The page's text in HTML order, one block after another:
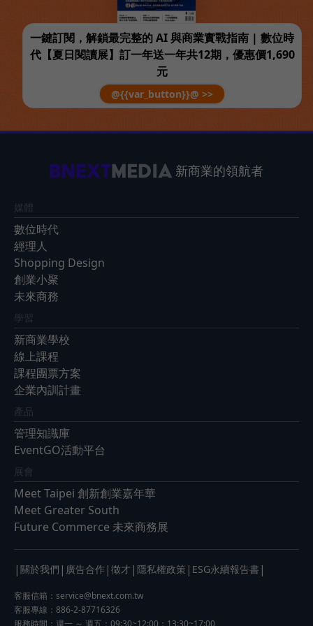
一鍵訂閱，解鎖最完整的 AI 與商業實戰指南 | 數位時
代【夏日閱讀展】訂一年送一年共12期，優惠價1,690
元
@{{var_button}}@ >>
新商業的領航者
媒體
數位時代
經理人
Shopping Design
創業小聚
未來商務
學習
新商業學校
線上課程
課程團票方案
企業內訓計畫
產品
管理知識庫
EventGO活動平台
展會
Meet Taipei 創新創業嘉年華
Meet Greater South
Future Commerce 未來商務展
| 關於我們 | 廣告合作 | 徵才 | 隱私權政策 | ESG永續報告書 |
客服信箱： service@bnext.com.tw
客服專線：886-2-87716326